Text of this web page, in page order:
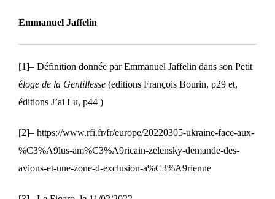
Emmanuel Jaffelin
[1]– Définition donnée par Emmanuel Jaffelin dans son Petit
éloge de la Gentillesse (editions François Bourin, p29 et,
éditions J’ai Lu, p44 )
[2]– https://www.rfi.fr/fr/europe/20220305-ukraine-face-aux-
%C3%A9lus-am%C3%A9ricain-zelensky-demande-des-
avions-et-une-zone-d-exclusion-a%C3%A9rienne